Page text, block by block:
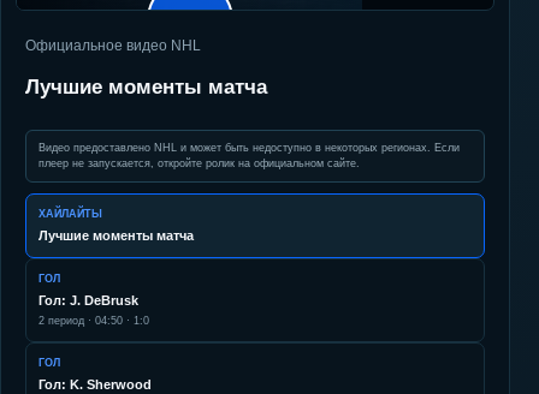
▶
Официальное видео NHL
Лучшие моменты матча
Видео предоставлено NHL и может быть недоступно в некоторых регионах. Если
плеер не запускается, откройте ролик на официальном сайте.
ХАЙЛАЙТЫ
Лучшие моменты матча
ГОЛ
Гол: J. DeBrusk
2 период · 04:50 · 1:0
ГОЛ
Гол: K. Sherwood